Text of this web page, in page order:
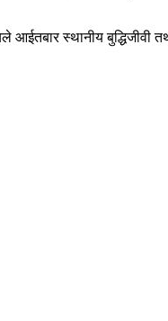
स्थानीय बुद्धिजीवी